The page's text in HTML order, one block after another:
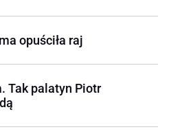
opuściła raj
Tak palatyn Piotr